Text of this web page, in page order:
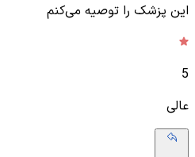
این پزشک را توصیه می‌کنم
5
عالی